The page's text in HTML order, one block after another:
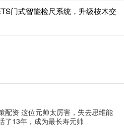
门式智能检尺系统，升级桉木交
配资 这位元帅太厉害，失去思维能
了13年，成为最长寿元帅